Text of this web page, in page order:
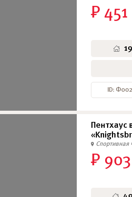
₽
ID:
Пентхаус
Спортивная
₽